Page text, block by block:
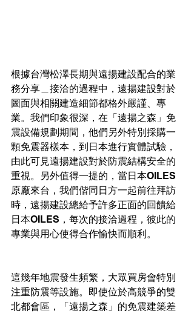
根據台灣松澤長期與遠揚建設配合的業
務分享＿接洽的過程中，遠揚建設對於
圖面與相關建造細節都格外嚴謹、專
業。我們印象很深，在「遠揚之森」免
震設備規劃期間，他們另外特別採購一
顆免震器樣本，到日本進行實體試驗，
由此可見遠揚建設對於防震結構安全的
重視。另外值得一提的，當日本OILES
原廠來台，我們偕同日方一起前往拜訪
時，遠揚建設總給予許多正面的回饋給
日本OILES，每次的接洽過程，彼此的
專業與用心使得合作愉快而順利。
這幾年地震發生頻繁，大眾買房會特別
注重防震等設施。即使位於高競爭的雙
北都會區，「遠揚之森」的免震建築差